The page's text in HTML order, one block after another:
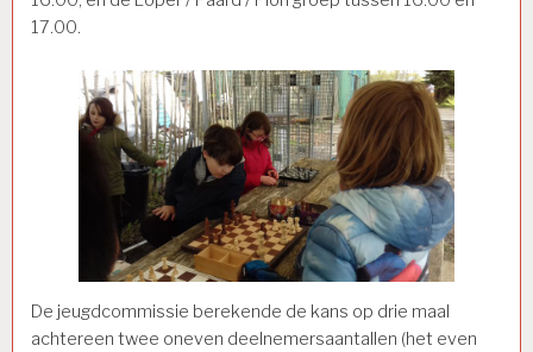
17.00.
De jeugdcommissie berekende de kans op drie maal
achtereen twee oneven deelnemersaantallen (het even